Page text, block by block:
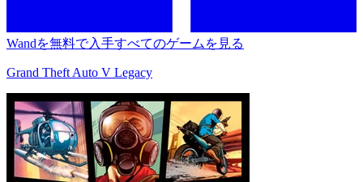
Wandを無料で入手すべてのゲームを見る
Grand Theft Auto V Legacy